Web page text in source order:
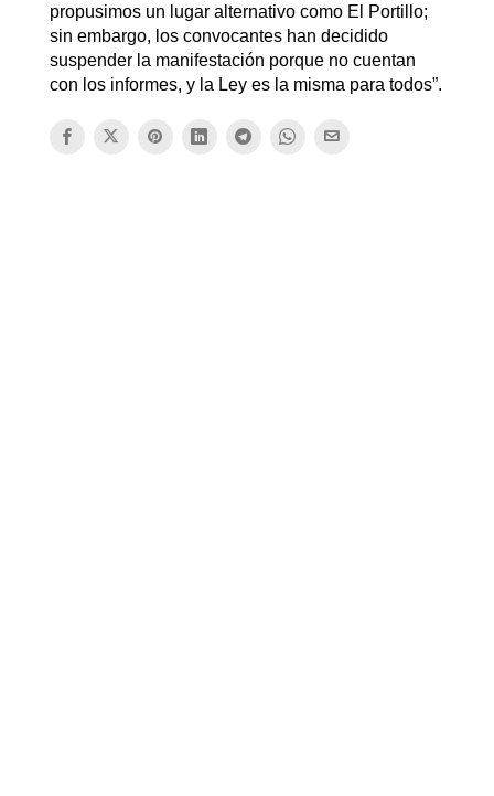
propusimos un lugar alternativo como El Portillo;
sin embargo, los convocantes han decidido
suspender la manifestación porque no cuentan
con los informes, y la Ley es la misma para todos”.